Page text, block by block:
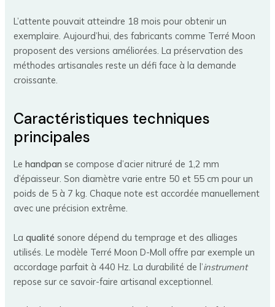
L’attente pouvait atteindre 18 mois pour obtenir un
exemplaire. Aujourd’hui, des fabricants comme Terré Moon
proposent des versions améliorées. La préservation des
méthodes artisanales reste un défi face à la demande
croissante.
Caractéristiques techniques
principales
Lehandpan se compose d’acier nitruré de 1,2 mm
d’épaisseur. Son diamètre varie entre 50 et 55 cm pour un
poids de 5 à 7 kg. Chaque note est accordée manuellement
avec une précision extrême.
Laqualité sonore dépend du temprage et des alliages
utilisés. Le modèle Terré Moon D-Moll offre par exemple un
accordage parfait à 440 Hz. La durabilité de l’instrument
repose sur ce savoir-faire artisanal exceptionnel.